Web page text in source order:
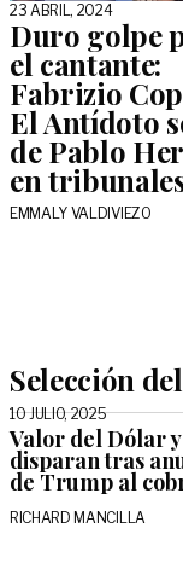
23 ABRIL, 2024
Duro golpe
el cantante:
Fabrizio
El Antídoto
de Pablo
en
EMMALY VALDIVIEZO
Selección
10 JULIO, 2025
Valor del Dólar
disparan tras
de Trump al
RICHARD MANCILLA